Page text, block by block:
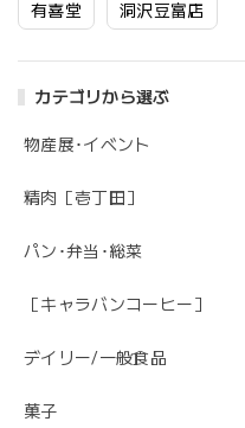
有喜堂 洞沢豆富店
カテゴリから選ぶ
物産展･イベント
精肉［壱丁田］
パン･弁当･総菜
［キャラバンコーヒー］
デイリー/一般食品
菓子